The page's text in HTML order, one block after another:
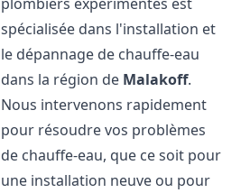
spécialisée dans l'installation et
le dépannage de chauffe-eau
dans la région de Malakoff.
Nous intervenons rapidement
pour résoudre vos problèmes
de chauffe-eau, que ce soit pour
une installation neuve ou pour